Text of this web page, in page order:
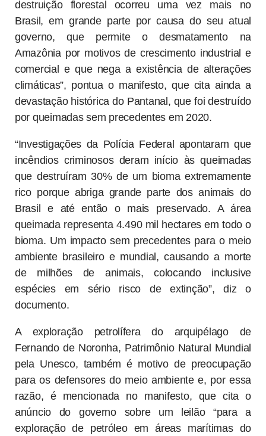
destruição florestal ocorreu uma vez mais no
Brasil, em grande parte por causa do seu atual
governo, que permite o desmatamento na
Amazônia por motivos de crescimento industrial e
comercial e que nega a existência de alterações
climáticas”, pontua o manifesto, que cita ainda a
devastação histórica do Pantanal, que foi destruído
por queimadas sem precedentes em 2020.
“Investigações da Polícia Federal apontaram que
incêndios criminosos deram início às queimadas
que destruíram 30% de um bioma extremamente
rico porque abriga grande parte dos animais do
Brasil e até então o mais preservado. A área
queimada representa 4.490 mil hectares em todo o
bioma. Um impacto sem precedentes para o meio
ambiente brasileiro e mundial, causando a morte
de milhões de animais, colocando inclusive
espécies em sério risco de extinção”, diz o
documento.
A exploração petrolífera do arquipélago de
Fernando de Noronha, Patrimônio Natural Mundial
pela Unesco, também é motivo de preocupação
para os defensores do meio ambiente e, por essa
razão, é mencionada no manifesto, que cita o
anúncio do governo sobre um leilão “para a
exploração de petróleo em áreas marítimas do